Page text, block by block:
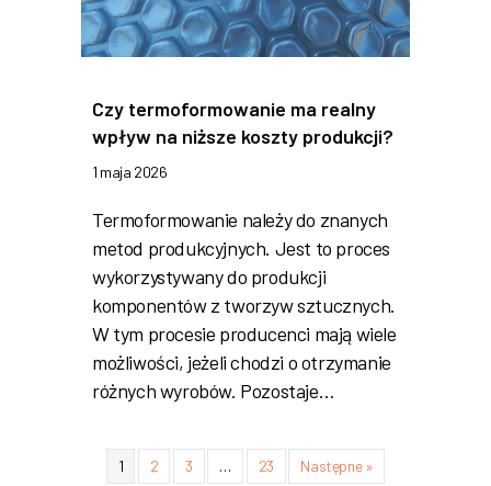
Czy termoformowanie ma realny
wpływ na niższe koszty produkcji?
1 maja 2026
Termoformowanie należy do znanych
metod produkcyjnych. Jest to proces
wykorzystywany do produkcji
komponentów z tworzyw sztucznych.
W tym procesie producenci mają wiele
możliwości, jeżeli chodzi o otrzymanie
różnych wyrobów. Pozostaje…
1 2 3 … 23 Następne »